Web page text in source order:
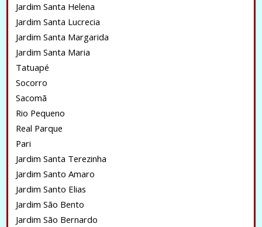
Jardim Santa Helena
Jardim Santa Lucrecia
Jardim Santa Margarida
Jardim Santa Maria
Tatuapé
Socorro
Sacomã
Rio Pequeno
Real Parque
Pari
Jardim Santa Terezinha
Jardim Santo Amaro
Jardim Santo Elias
Jardim São Bento
Jardim São Bernardo